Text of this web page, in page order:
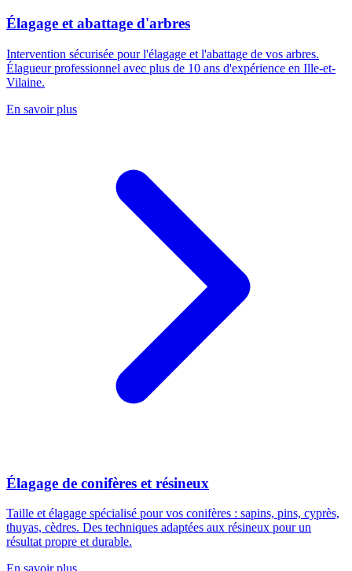
Élagage et abattage d'arbres
Intervention sécurisée pour l'élagage et l'abattage de vos arbres.
Élagueur professionnel avec plus de 10 ans d'expérience en Ille-et-
Vilaine.
En savoir plus
Élagage de conifères et résineux
Taille et élagage spécialisé pour vos conifères : sapins, pins, cyprès,
thuyas, cèdres. Des techniques adaptées aux résineux pour un
résultat propre et durable.